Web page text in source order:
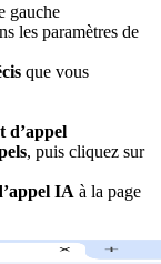
gauche
les paramètres de
que vous
d’appel
, puis cliquez sur
IA à la page